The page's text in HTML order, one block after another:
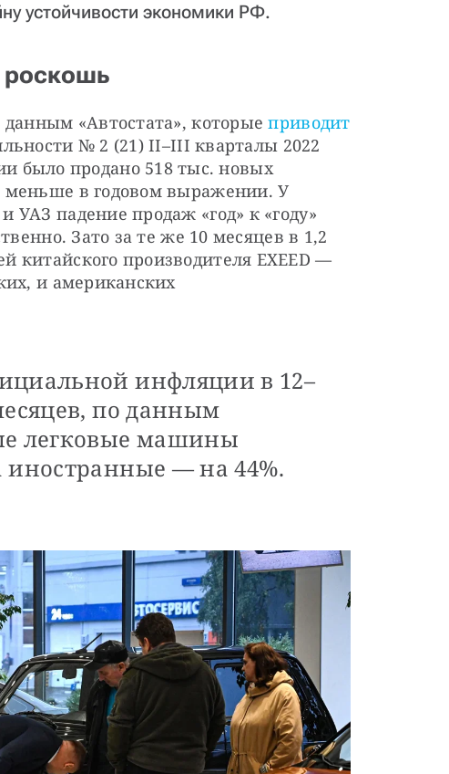
устойчивости экономики РФ.
«Автостата», которые приводит
№ 2 (21) II–III кварталы 2022
было продано 518 тыс. новых
меньше в годовом выражении. У
УАЗ падение продаж «год» к «году»
Зато за те же 10 месяцев в 1,2
китайского производителя EXEED —
и американских
инфляции в 12–
по данным
легковые машины
иностранные — на 44%.